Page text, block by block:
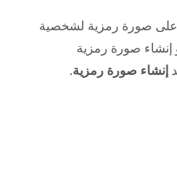
على صورة رمزية لشخصية
إنشاء صورة رمزية
إنشاء صورة رمزية.